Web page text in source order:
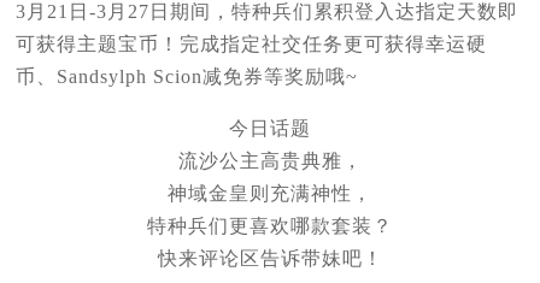
3月21日-3月27日期间，特种兵们累积登入达指定天数即
可获得主题宝币！完成指定社交任务更可获得幸运硬
币、Sandsylph Scion减免券等奖励哦~
今日话题
流沙公主高贵典雅，
神域金皇则充满神性，
特种兵们更喜欢哪款套装？
快来评论区告诉带妹吧！